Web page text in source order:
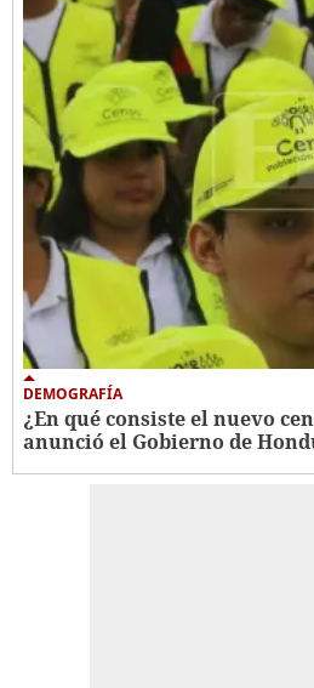
DEMOGRAFÍA
¿En qué consiste el nuevo
anunció el Gobierno de